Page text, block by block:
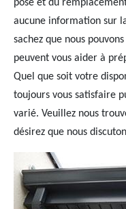
pose et du
aucune information sur
sachez que nous
peuvent vous aider à
Quel que soit votre
toujours vous satisfaire
varié. Veuillez nous
désirez que nous